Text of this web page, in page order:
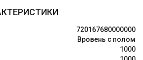
720167680000000
Вровень с полом
1000